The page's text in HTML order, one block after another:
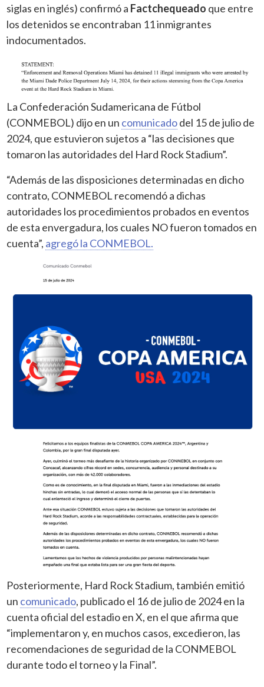
siglas en inglés) confirmó a Factchequeado que entre
los detenidos se encontraban 11 inmigrantes
indocumentados.
La Confederación Sudamericana de Fútbol
(CONMEBOL) dijo en un comunicadodel 15 de julio de
2024, que estuvieron sujetos a “las decisiones que
tomaron las autoridades del Hard Rock Stadium”.
“Además de las disposiciones determinadas en dicho
contrato, CONMEBOL recomendó a dichas
autoridades los procedimientos probados en eventos
de esta envergadura, los cuales NO fueron tomados en
cuenta”, agregó la CONMEBOL.
Posteriormente, Hard Rock Stadium, también emitió
un comunicado, publicado el 16 de julio de 2024 en la
cuenta oficial del estadio en X, en el que afirma que
“implementaron y, en muchos casos, excedieron, las
recomendaciones de seguridad de la CONMEBOL
durante todo el torneo y la Final”.